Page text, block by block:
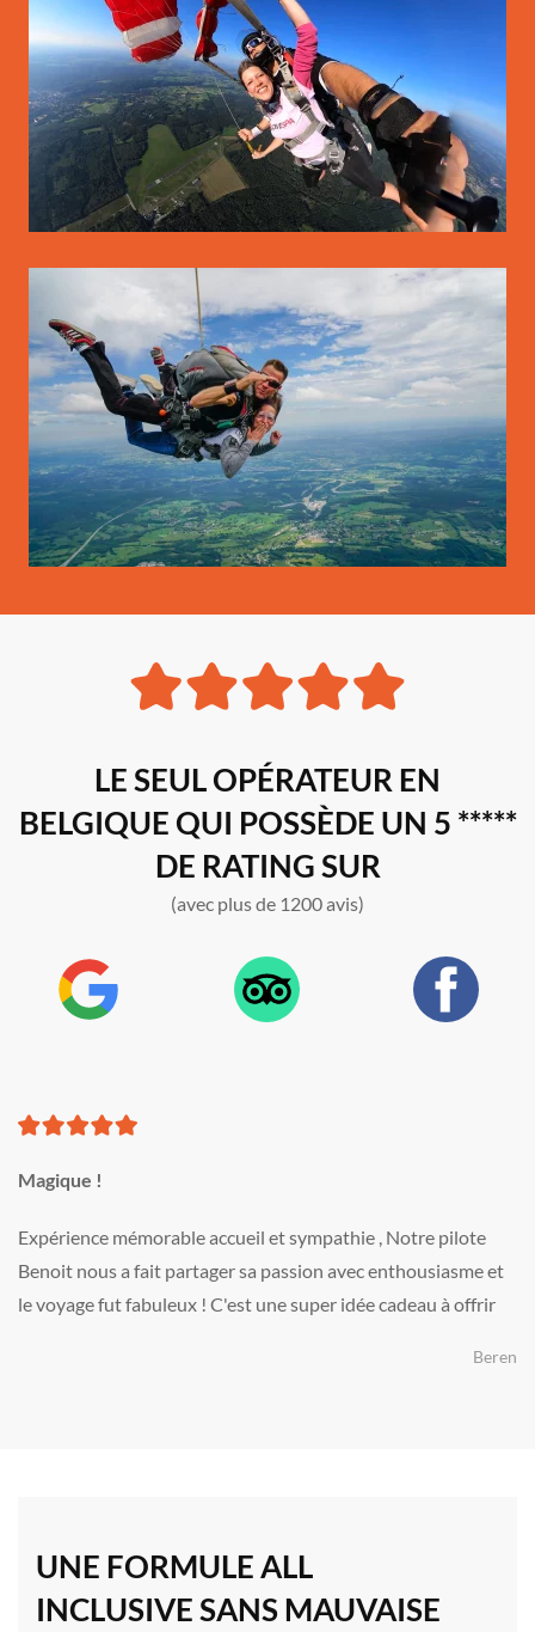
LE SEUL OPÉRATEUR EN
BELGIQUE QUI POSSÈDE UN 5 *****
DE RATING SUR
(avec plus de 1200 avis)
Magique !
Expérience mémorable accueil et sympathie , Notre pilote
Benoit nous a fait partager sa passion avec enthousiasme et
le voyage fut fabuleux ! C'est une super idée cadeau à offrir
Beren
UNE FORMULE ALL
INCLUSIVE SANS MAUVAISE